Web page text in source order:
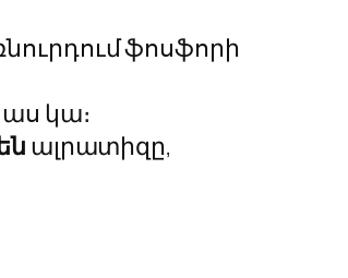
ֆոսֆորի
կա։
ալրատիզը,